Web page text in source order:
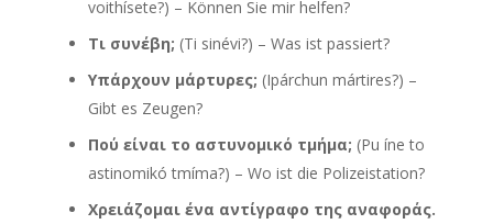
voithísete?) – Können Sie mir helfen?
Τι συνέβη; (Ti sinévi?) – Was ist passiert?
Υπάρχουν μάρτυρες; (Ipárchun mártires?) –
Gibt es Zeugen?
Πού είναι το αστυνομικό τμήμα; (Pu íne to
astinomikó tmíma?) – Wo ist die Polizeistation?
Χρειάζομαι ένα αντίγραφο της αναφοράς.